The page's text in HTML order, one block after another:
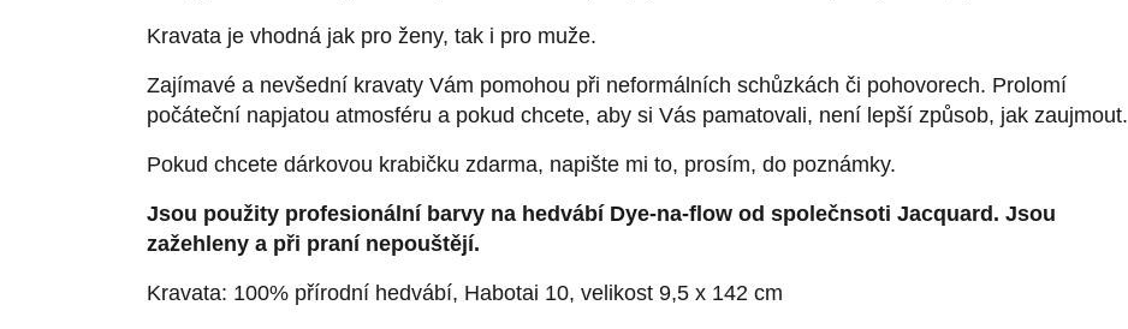
Kravata je vhodná jak pro ženy, tak i pro muže.
Zajímavé a nevšední kravaty Vám pomohou při neformálních schůzkách či pohovorech. Prolomí
počáteční napjatou atmosféru a pokud chcete, aby si Vás pamatovali, není lepší způsob, jak zaujmout.
Pokud chcete dárkovou krabičku zdarma, napište mi to, prosím, do poznámky.
Jsou použity profesionální barvy na hedvábí Dye-na-flow od společnsoti Jacquard. Jsou
zažehleny a při praní nepouštějí.
Kravata: 100% přírodní hedvábí, Habotai 10, velikost 9,5 x 142 cm